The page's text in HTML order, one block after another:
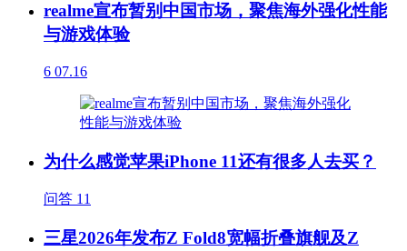
realme宣布暂别中国市场，聚焦海外强化性能
与游戏体验
6 07.16
为什么感觉苹果iPhone 11还有很多人去买？
问答 11
三星2026年发布Z Fold8宽幅折叠旗舰及Z